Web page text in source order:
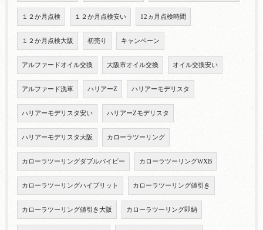
１２か月点検 １２か月点検安い 12ヵ月点検時間
１２か月点検大阪 初売り キャンペーン
アルファードオイル交換 大阪市オイル交換 オイル交換安い
アルファード洗車 ハリアーZ ハリアーモデリスタ
ハリアーモデリスタ安い ハリアーZモデリスタ
ハリアーモデリスタ大阪 カローラツーリング
カローラツーリングダブルバイビー カローラツーリングWXB
カローラツーリングハイブリット カローラツーリング値引き
カローラツーリング値引き大阪 カローラツーリング即納